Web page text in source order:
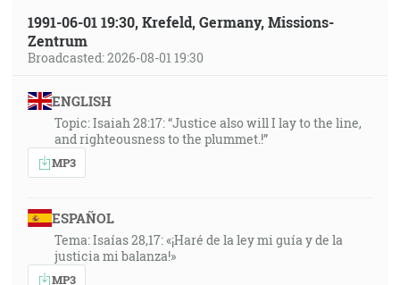
1991-06-01 19:30, Krefeld, Germany, Missions-
Zentrum
Broadcasted: 2026-08-01 19:30
ENGLISH
Topic: Isaiah 28:17: “Justice also will I lay to the line,
and righteousness to the plummet.!”
MP3
ESPAÑOL
Tema: Isaías 28,17: «¡Haré de la ley mi guía y de la
justicia mi balanza!»
MP3